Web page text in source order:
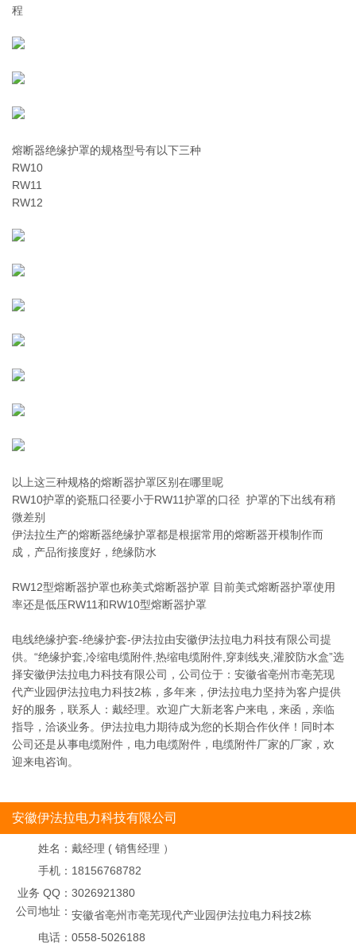
程
熔断器绝缘护罩的规格型号有以下三种
RW10
RW11
RW12
以上这三种规格的熔断器护罩区别在哪里呢
RW10护罩的瓷瓶口径要小于RW11护罩的口径 护罩的下出线有稍
微差别
伊法拉生产的熔断器绝缘护罩都是根据常用的熔断器开模制作而
成，产品衔接度好，绝缘防水
RW12型熔断器护罩也称美式熔断器护罩 目前美式熔断器护罩使用
率还是低压RW11和RW10型熔断器护罩
电线绝缘护套-绝缘护套-伊法拉由安徽伊法拉电力科技有限公司提
供。“绝缘护套,冷缩电缆附件,热缩电缆附件,穿刺线夹,灌胶防水盒”选
择安徽伊法拉电力科技有限公司，公司位于：安徽省亳州市亳芜现
代产业园伊法拉电力科技2栋，多年来，伊法拉电力坚持为客户提供
好的服务，联系人：戴经理。欢迎广大新老客户来电，来函，亲临
指导，洽谈业务。伊法拉电力期待成为您的长期合作伙伴！同时本
公司还是从事电缆附件，电力电缆附件，电缆附件厂家的厂家，欢
迎来电咨询。
安徽伊法拉电力科技有限公司
姓名： 戴经理 ( 销售经理 ）
手机： 18156768782
业务 QQ： 3026921380
公司地址： 安徽省亳州市亳芜现代产业园伊法拉电力科技2栋
电话： 0558-5026188